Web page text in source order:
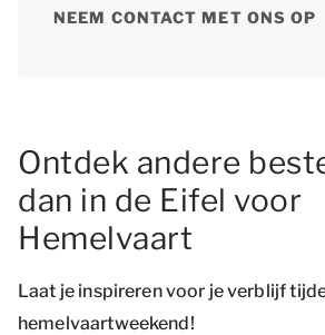
NEEM CONTACT MET ONS OP
Ontdek andere
dan in de Eifel voor
Hemelvaart
Laat je inspireren voor je verblijf
hemelvaartweekend!